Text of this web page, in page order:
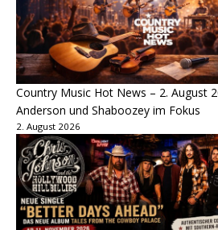
Country Music Hot News – 2. August
Anderson und Shaboozey im Fokus
2. August 2026